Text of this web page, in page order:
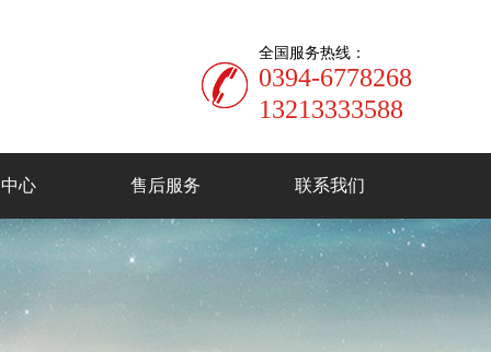
全国服务热线：
0394-6778268
13213333588
心
讯
售后服务 联系我们